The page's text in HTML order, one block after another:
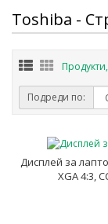
Toshiba -
Подреди по:
Дисплей за
XGA 4:3,